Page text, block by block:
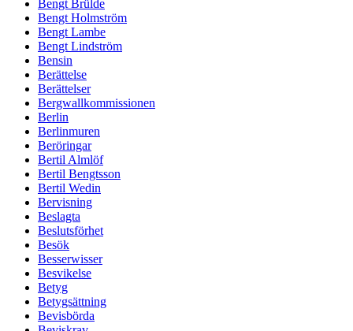
Bengt Brülde
Bengt Holmström
Bengt Lambe
Bengt Lindström
Bensin
Berättelse
Berättelser
Bergwallkommissionen
Berlin
Berlinmuren
Beröringar
Bertil Almlöf
Bertil Bengtsson
Bertil Wedin
Bervisning
Beslagta
Beslutsförhet
Besök
Besserwisser
Besvikelse
Betyg
Betygsättning
Bevisbörda